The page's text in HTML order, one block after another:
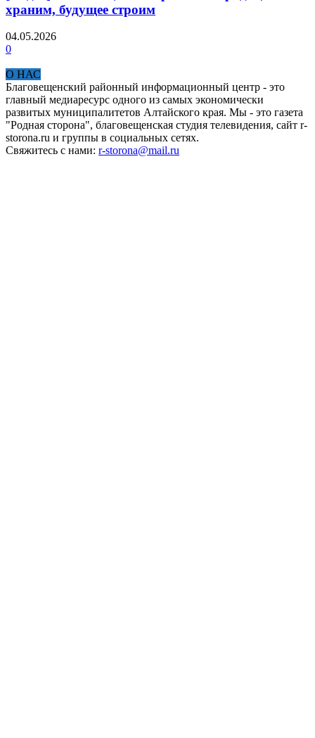
храним, будущее строим
04.05.2026
0
О НАС
Благовещенский районный информационный центр - это
главный медиаресурс одного из самых экономически
развитых муниципалитетов Алтайского края. Мы - это газета
"Родная сторона", благовещенская студия телевидения, сайт r-
storona.ru и группы в социальных сетях.
Свяжитесь с нами: r-storona@mail.ru